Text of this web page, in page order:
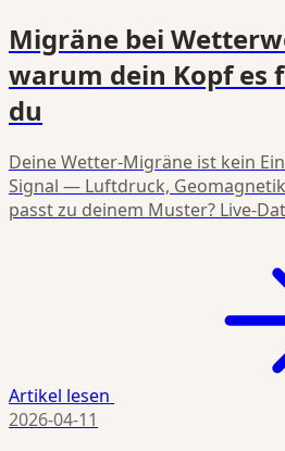
Migräne bei
warum dein Kopf es
du
Deine Wetter-Migräne ist kein
Signal — Luftdruck,
passt zu deinem Muster? Live-
Artikel lesen
2026-04-11